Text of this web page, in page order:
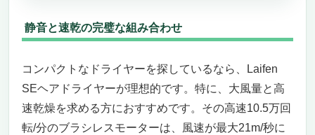
静音と速乾の完璧な組み合わせ
コンパクトなドライヤーを探しているなら、Laifen
SEヘアドライヤーが理想的です。特に、大風量と高
速乾燥を求める方におすすめです。その高速10.5万回
転/分のブラシレスモーターは、風速が最大21m/秒に